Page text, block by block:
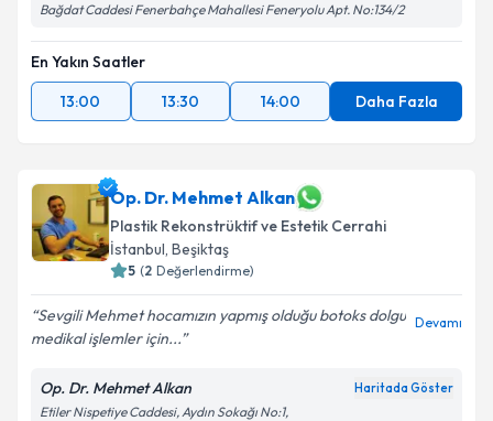
Bağdat Caddesi Fenerbahçe Mahallesi Feneryolu Apt. No:134/2
En Yakın Saatler
13:00
13:30 14:00 Daha Fazla
Op. Dr. Mehmet Alkan
Plastik Rekonstrüktif ve Estetik Cerrahi
İstanbul, Beşiktaş
5 (2 Değerlendirme)
Sevgili Mehmet hocamızın yapmış olduğu botoks dolgu
medikal işlemler için...
Devamı
Op. Dr. Mehmet Alkan Haritada Göster
Etiler Nispetiye Caddesi, Aydın Sokağı No:1,